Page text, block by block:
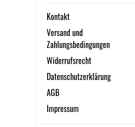
Kontakt
Versand und
Zahlungsbedingungen
Widerrufsrecht
Datenschutzerklärung
AGB
Impressum